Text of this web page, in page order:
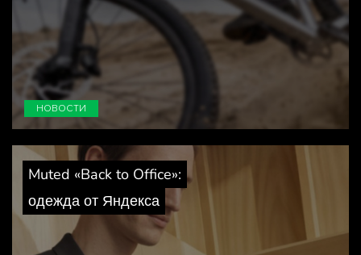
НОВОСТИ
Muted «Back to Office»:
одежда от Яндекса